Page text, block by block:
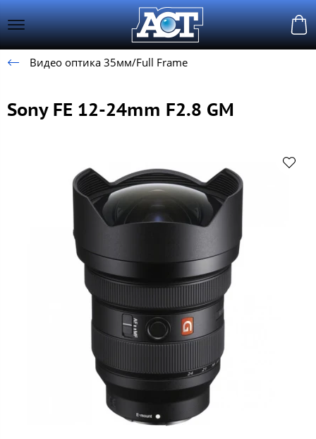
Видео оптика 35мм/Full Frame
Sony FE 12-24mm F2.8 GM